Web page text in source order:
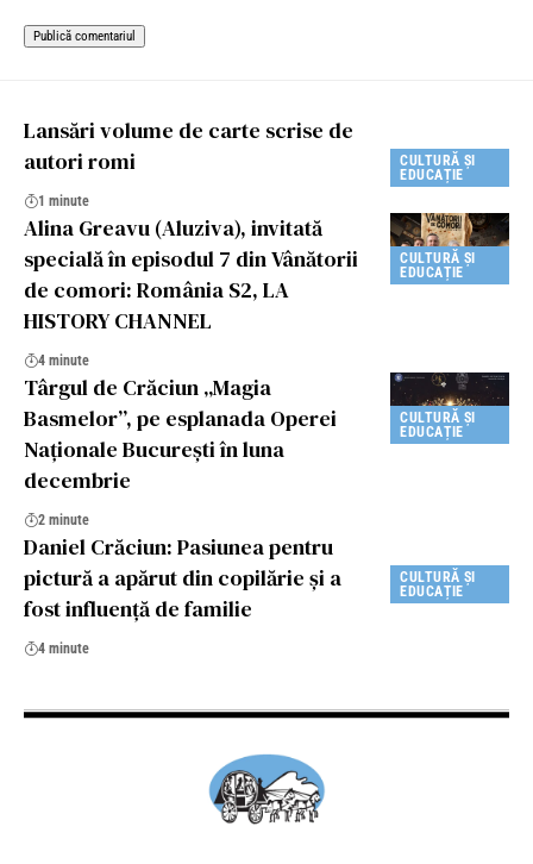
CULTURĂ ȘI
EDUCAȚIE
Lansări volume de carte scrise de
autori romi
1 minute
CULTURĂ ȘI
EDUCAȚIE
Alina Greavu (Aluziva), invitată
specială în episodul 7 din Vânătorii
de comori: România S2, LA
HISTORY CHANNEL
4 minute
CULTURĂ ȘI
EDUCAȚIE
Târgul de Crăciun „Magia
Basmelor”, pe esplanada Operei
Naționale București în luna
decembrie
2 minute
CULTURĂ ȘI
EDUCAȚIE
Daniel Crăciun: Pasiunea pentru
pictură a apărut din copilărie şi a
fost influenţă de familie
4 minute